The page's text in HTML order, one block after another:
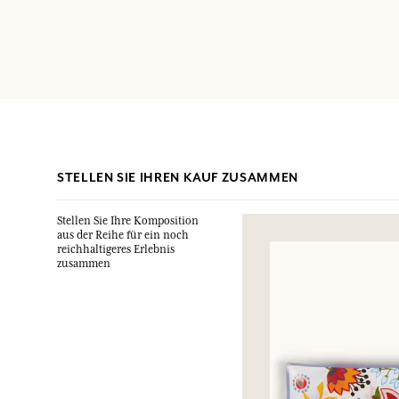
STELLEN SIE IHREN KAUF ZUSAMMEN
Stellen Sie Ihre Komposition
aus der Reihe für ein noch
reichhaltigeres Erlebnis
zusammen